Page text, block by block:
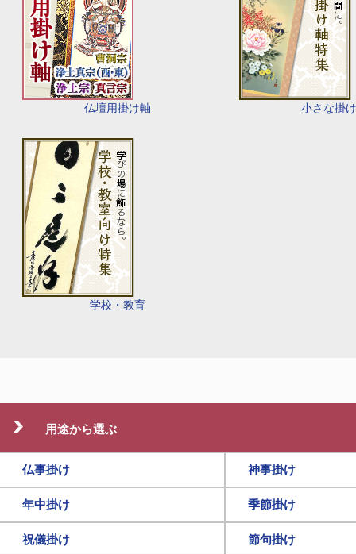
仏壇用掛け軸 小さな掛
学校・教育
用途から選ぶ
仏事掛け 神事掛け
年中掛け 季節掛け
祝儀掛け 節句掛け